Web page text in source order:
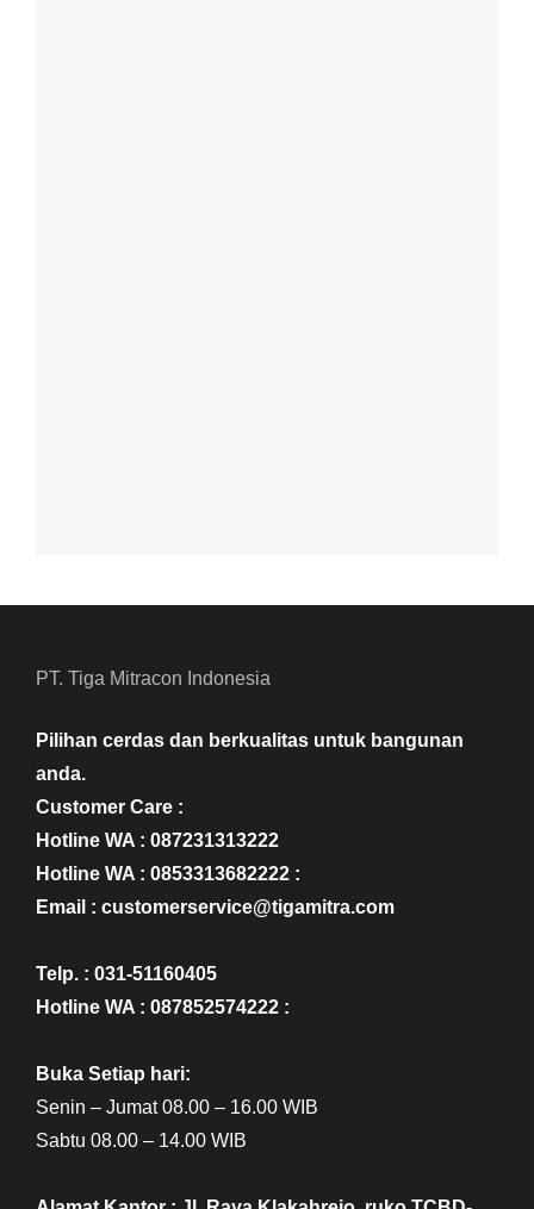
PT. Tiga Mitracon Indonesia
Pilihan cerdas dan berkualitas untuk bangunan
anda.
Customer Care :
Hotline WA : 087231313222
Hotline WA : 0853313682222 :
Email : customerservice@tigamitra.com
Telp. : 031-51160405
Hotline WA : 087852574222 :
Buka Setiap hari:
Senin – Jumat 08.00 – 16.00 WIB
Sabtu 08.00 – 14.00 WIB